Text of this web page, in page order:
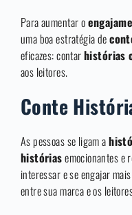
Para aumentar o
uma boa estratégia de
eficazes: contarhistórias
aos leitores.
Conte
As pessoas se ligam a
históriasemocionantes e
interessar e se engajar
entre sua marca e os